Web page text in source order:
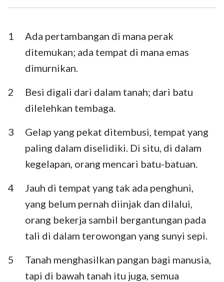
Ezra Nehemia
Ester Ayub
Mazmur Amsal
Yesaya Yeremia
Daniel Hosea
Yoel Amos
Obaja Yunus
Mikha Nahum
Habakuk
Maleakhi
1
Ada pertambangan di mana perak
ditemukan; ada tempat di mana emas
dimurnikan.
2
Besi digali dari dalam tanah; dari batu
dilelehkan tembaga.
3
Gelap yang pekat ditembusi, tempat yang
paling dalam diselidiki. Di situ, di dalam
kegelapan, orang mencari batu-batuan.
4
Jauh di tempat yang tak ada penghuni,
yang belum pernah diinjak dan dilalui,
orang bekerja sambil bergantungan pada
tali di dalam terowongan yang sunyi sepi.
5
Tanah menghasilkan pangan bagi manusia,
tapi di bawah tanah itu juga, semua